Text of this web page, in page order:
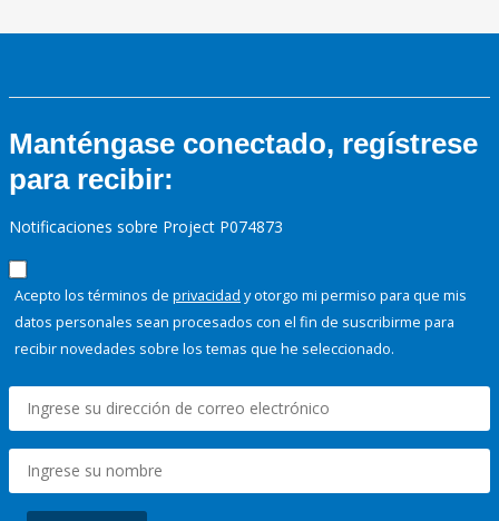
Manténgase conectado, regístrese
para recibir:
Notificaciones sobre Project P074873
Acepto los términos de privacidad y otorgo mi permiso para que mis
datos personales sean procesados con el fin de suscribirme para
recibir novedades sobre los temas que he seleccionado.